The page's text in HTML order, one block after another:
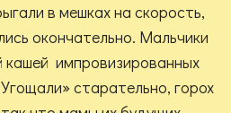
в мешках на скорость,
окончательно. Мальчики
кашей импровизированных
старательно, горох